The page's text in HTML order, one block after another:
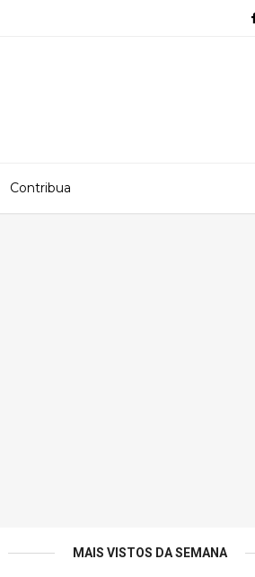
Contribua
MAIS VISTOS DA SEMANA